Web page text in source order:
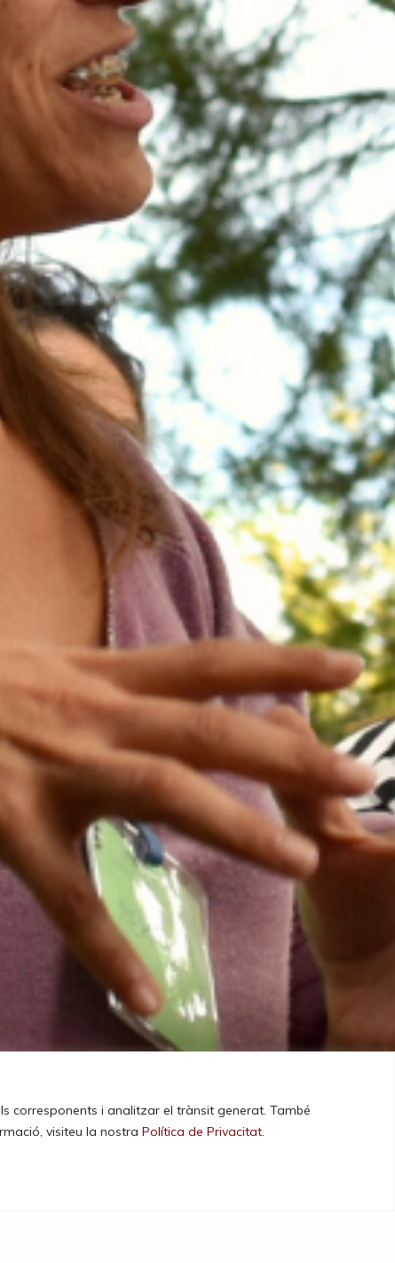
corresponents i analitzar el trànsit generat. També
visiteu la nostra Política de Privacitat